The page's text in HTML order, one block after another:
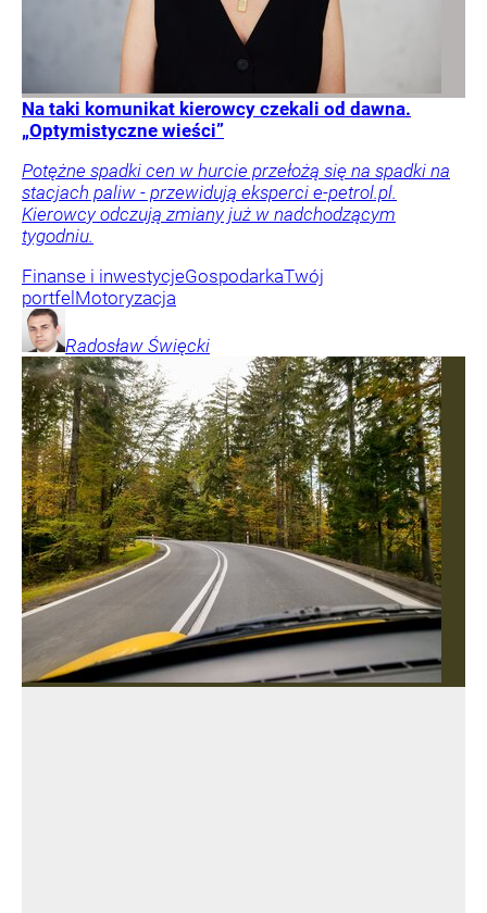
Na taki komunikat kierowcy czekali od dawna.
„Optymistyczne wieści”
Potężne spadki cen w hurcie przełożą się na spadki na
stacjach paliw - przewidują eksperci e-petrol.pl.
Kierowcy odczują zmiany już w nadchodzącym
tygodniu.
Finanse i inwestycjeGospodarkaTwój
portfelMotoryzacja
Radosław Święcki